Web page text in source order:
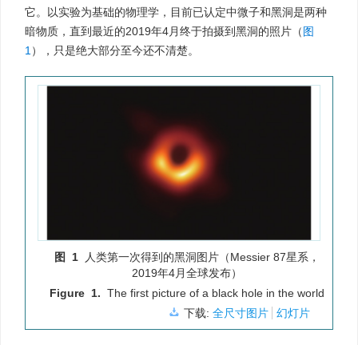
它。以实验为基础的物理学，目前已认定中微子和黑洞是两种
暗物质，直到最近的2019年4月终于拍摄到黑洞的照片（图
1 ），只是绝大部分至今还不清楚。
图 1
人类第一次得到的黑洞图片（Messier 87星系，
2019年4月全球发布）
Figure 1. The first picture of a black hole in the world
下载: 全尺寸图片 幻灯片